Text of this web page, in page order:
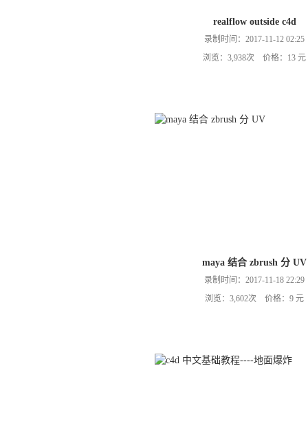
realflow outside c4d
录制时间：2017-11-12 02:25
浏览：3,938次 价格：13 元
maya 结合 zbrush 分 UV
录制时间：2017-11-18 22:29
浏览：3,602次 价格：9 元